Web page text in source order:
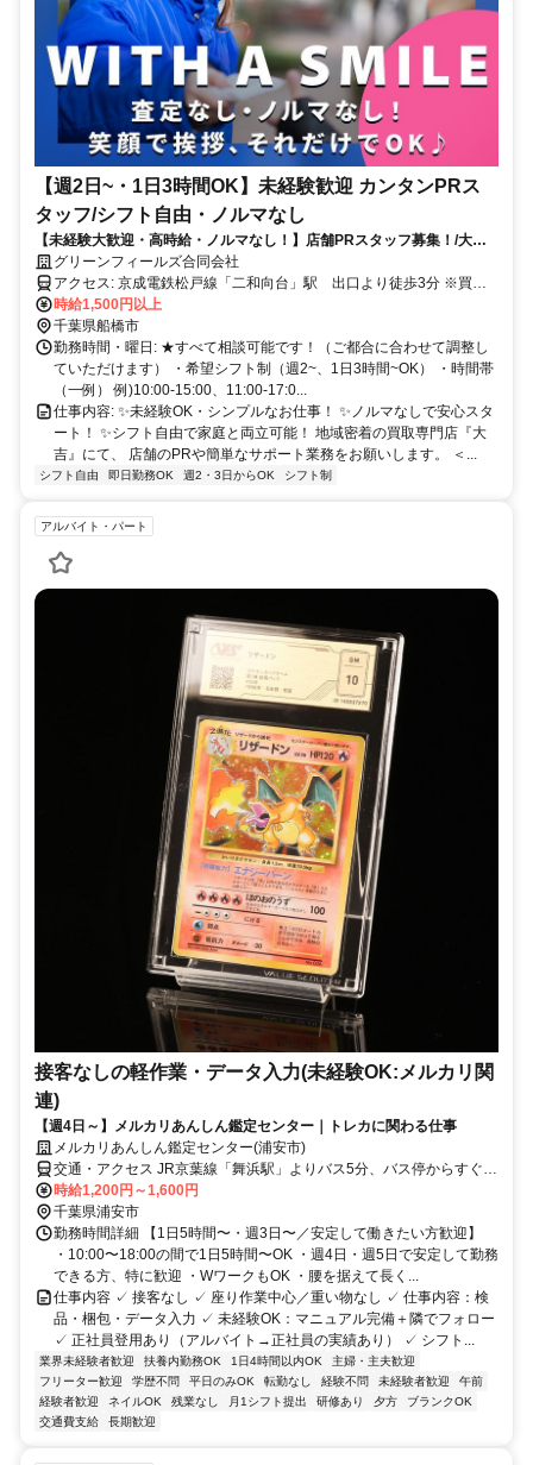
【週2日~・1日3時間OK】未経験歓迎 カンタンPRス
タッフ/シフト自由・ノルマなし
【未経験大歓迎・高時給・ノルマなし！】店舗PRスタッフ募集！/大手
買取専門店
グリーンフィールズ合同会社
アクセス: 京成電鉄松戸線「二和向台」駅 出口より徒歩3分 ※買取
時給1,500円以上
千葉県船橋市
勤務時間・曜日: ★すべて相談可能です！（ご都合に合わせて調整し
ていただけます） ・希望シフト制（週2~、1日3時間~OK） ・時間帯
（一例） 例)10:00-15:00、11:00-17:0...
仕事内容: ✨未経験OK・シンプルなお仕事！ ✨ノルマなしで安心スタ
ート！ ✨シフト自由で家庭と両立可能！ 地域密着の買取専門店『大
吉』にて、 店舗のPRや簡単なサポート業務をお願いします。 ＜...
シフト自由 即日勤務OK 週2・3日からOK シフト制
アルバイト・パート
接客なしの軽作業・データ入力(未経験OK:メルカリ関
連)
【週4日～】メルカリあんしん鑑定センター｜トレカに関わる仕事
メルカリあんしん鑑定センター(浦安市)
交通・アクセス JR京葉線「舞浜駅」よりバス5分、バス停からすぐ徒
歩1分
時給1,200円～1,600円
千葉県浦安市
勤務時間詳細 【1日5時間〜・週3日〜／安定して働きたい方歓迎】
・10:00〜18:00の間で1日5時間〜OK ・週4日・週5日で安定して勤務
できる方、特に歓迎 ・WワークもOK ・腰を据えて長く...
仕事内容 ✓ 接客なし ✓ 座り作業中心／重い物なし ✓ 仕事内容：検
品・梱包・データ入力 ✓ 未経験OK：マニュアル完備＋隣でフォロー
✓ 正社員登用あり（アルバイト→正社員の実績あり） ✓ シフト...
業界未経験者歓迎 扶養内勤務OK 1日4時間以内OK
主婦・主夫歓迎
フリーター歓迎
学歴不問 平日のみOK 転勤なし 経験不問 未経験者歓迎
午前
経験者歓迎
ネイルOK 残業なし 月1シフト提出 研修あり 夕方
ブランクOK
交通費支給
長期歓迎